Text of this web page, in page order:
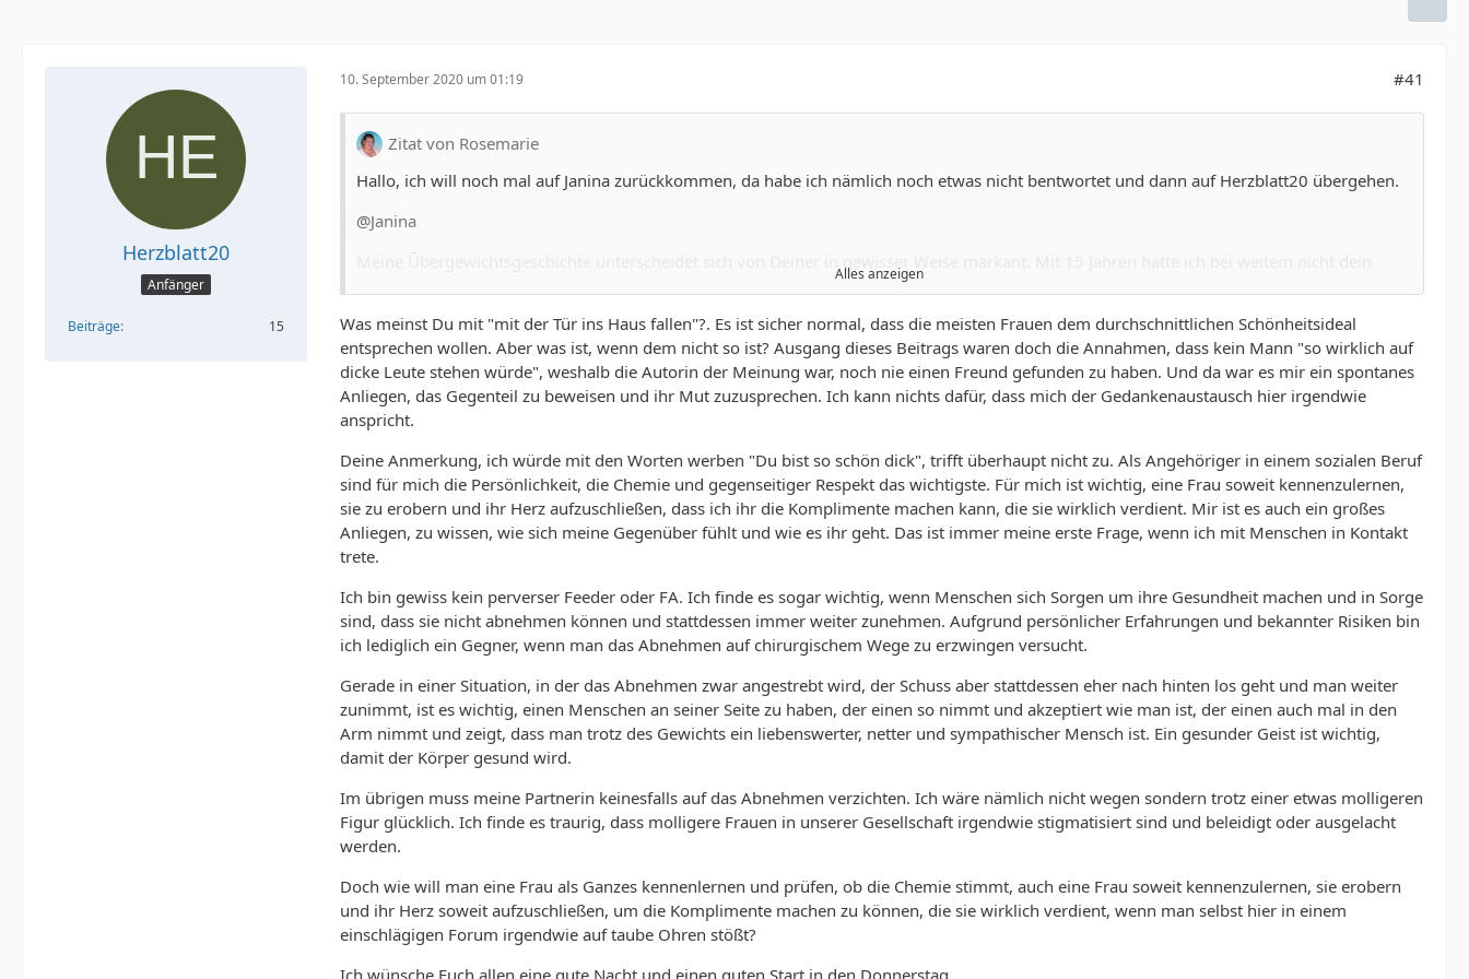
Herzblatt20
Anfänger
Beiträge 15
10. September 2020 um 01:19 #41
Zitat von Rosemarie
Hallo, ich will noch mal auf Janina zurückkommen, da habe ich nämlich noch etwas nicht bentwortet und dann auf Herzblatt20 übergehen.
@Janina
Meine Übergewichtsgeschichte unterscheidet sich von Deiner in gewisser Weise markant. Mit 15 Jahren hatte ich bei weitem nicht dein
Gewicht, da muß ich jetzt nachdenken aber es mögen 80 oder 90 Kilo gewesen sein, bis zum Abitur ging es so auf 120 herauf, das hielt ich
noch schwierig mit Kleidung, ich hatte zwar eine Schneiderin in der Familie und nähte viel selbst, aber nun ja, wenn man für wirklich jedes
halbwegs schicke Kleidungsstück die Nähmaschine anwerfen muß und nach Stoff laufen, ist das jetzt auch nicht so prickelnd. Von der
Stange gab es halt wirklich fast nur Oma-Klamotten. Meine 120 Kilo waren Mitte der 90er für eine Abiturientin noch nicht vorgesehen,
wobei es Jogginganzüge und andere eher einfache Kleidung schon gab. An meiner Uni gab es auch Klapptische vor den Sitzbänken und da
wurde es so langsam eng mit Brust und Bauch und die nicht mehr zumachen können oder mich regelrecht reinquetschen, wollte ich nicht,
denn bei allem Selbstbewußtsein hätte meine Fantasie leicht für die Witze gereicht, die dann hinter meinem Rücken gemacht worden wären
und soo selbstsicher war ich mit Ende zehn Anfacng zwanzig noch nicht... Vor nicht so langer Zeit saß ich noch mal bei einer Fortbildung in
einem solchen Hörsaal, es ging natürlich gleich gar nichts mehr und die Witze machte ich lieber selbst, bevor das Getuschel losging.
Einen Freund den ich mit nachhause bringe und mit dem ich schlafe, hätten meine Eltern in der Pubertät sowieso nicht erlaubt. Es gab -
wahrscheinlich nicht zuletzt, weil ich eben Holz vor der Hütte habe, interessierten sich durchaus Männer für mich, ja auch oft ein gutes Stück
älter, bis hin zu deutlich zu alt für mich. So in den höheren Klasen des Gymnasiums ging es bei mir dann los. Aber vielelicht ist das vom
Gewicht doch vergleichbarer, denn damals gab es weniger Dicke und vor allem kaum junge Dicke. Bei 140 Kilo mit 15 hätte es mir auch vor
dem Sportunterricht gegraust, ich hatte in dem Alter eine Sportlehrrin die stand kurz vor der Pensionierung, nannte das Fach oft und gerne
"Leibeserziehung" und man kam sich da manchmal echt vor als lebte der Geist des BDM fort. Da musste frau (wir waren ja nur Mädchen in
der Sportstunde) als unsportliche Dicke echt darum kämpfen, keine 5 ins Zeugnis zu bekommen.
So richtig dick wurde ich erst nachdem ich nach Abschluß des Studiums einen Bürojob antrat, Autofahrerin wurde und mir auch problemlos
leisten konnte, mich neu einzukleiden, dann ging es rasant aufwärts. Gerade anfangs war es stressig, sich einzuarbeiten also besorgte ich
mir als kleinen Luxus eine Putzfrau - inzwischen putze ich wieder das meiste selbst und gehe relativ viel spazieren - das Gewicht bekomme
ich trotzdem nicht mehr runter, je mehr ich mich bewege, desto mehr esse ich auch. Irgendwie will mein Körper sein Fett behalten - wenn er
dann im Gegenzug doch nur aufhören könnte sich nach längeren Spaziergängen oder Hausarbeiten zu beschweren...;)
man wieder wie unterschiedlich Biographien sein können...
Diese Diät-Erfahrungen mit viel Jojo habe ich eher nicht oder nur wenig (jedenfalls mit Blick auf mein Gewicht) und kenne sie mehr von
meiner Mutter, die damit doch nie Erfolg hatte. Mein Vater wünschte auch nicht, daß es an mir ebenfalls ausprobiert würde, wie er auch
Alles anzeigen
Was meinst Du mit "mit der Tür ins Haus fallen"?. Es ist sicher normal, dass die meisten Frauen dem durchschnittlichen Schönheitsideal
entsprechen wollen. Aber was ist, wenn dem nicht so ist? Ausgang dieses Beitrags waren doch die Annahmen, dass kein Mann "so wirklich auf
dicke Leute stehen würde", weshalb die Autorin der Meinung war, noch nie einen Freund gefunden zu haben. Und da war es mir ein spontanes
Anliegen, das Gegenteil zu beweisen und ihr Mut zuzusprechen. Ich kann nichts dafür, dass mich der Gedankenaustausch hier irgendwie
anspricht.
Deine Anmerkung, ich würde mit den Worten werben "Du bist so schön dick", trifft überhaupt nicht zu. Als Angehöriger in einem sozialen Beruf
sind für mich die Persönlichkeit, die Chemie und gegenseitiger Respekt das wichtigste. Für mich ist wichtig, eine Frau soweit kennenzulernen,
sie zu erobern und ihr Herz aufzuschließen, dass ich ihr die Komplimente machen kann, die sie wirklich verdient. Mir ist es auch ein großes
Anliegen, zu wissen, wie sich meine Gegenüber fühlt und wie es ihr geht. Das ist immer meine erste Frage, wenn ich mit Menschen in Kontakt
trete.
Ich bin gewiss kein perverser Feeder oder FA. Ich finde es sogar wichtig, wenn Menschen sich Sorgen um ihre Gesundheit machen und in Sorge
sind, dass sie nicht abnehmen können und stattdessen immer weiter zunehmen. Aufgrund persönlicher Erfahrungen und bekannter Risiken bin
ich lediglich ein Gegner, wenn man das Abnehmen auf chirurgischem Wege zu erzwingen versucht.
Gerade in einer Situation, in der das Abnehmen zwar angestrebt wird, der Schuss aber stattdessen eher nach hinten los geht und man weiter
zunimmt, ist es wichtig, einen Menschen an seiner Seite zu haben, der einen so nimmt und akzeptiert wie man ist, der einen auch mal in den
Arm nimmt und zeigt, dass man trotz des Gewichts ein liebenswerter, netter und sympathischer Mensch ist. Ein gesunder Geist ist wichtig,
damit der Körper gesund wird.
Im übrigen muss meine Partnerin keinesfalls auf das Abnehmen verzichten. Ich wäre nämlich nicht wegen sondern trotz einer etwas molligeren
Figur glücklich. Ich finde es traurig, dass molligere Frauen in unserer Gesellschaft irgendwie stigmatisiert sind und beleidigt oder ausgelacht
werden.
Doch wie will man eine Frau als Ganzes kennenlernen und prüfen, ob die Chemie stimmt, auch eine Frau soweit kennenzulernen, sie erobern
und ihr Herz soweit aufzuschließen, um die Komplimente machen zu können, die sie wirklich verdient, wenn man selbst hier in einem
einschlägigen Forum irgendwie auf taube Ohren stößt?
Ich wünsche Euch allen eine gute Nacht und einen guten Start in den Donnerstag.